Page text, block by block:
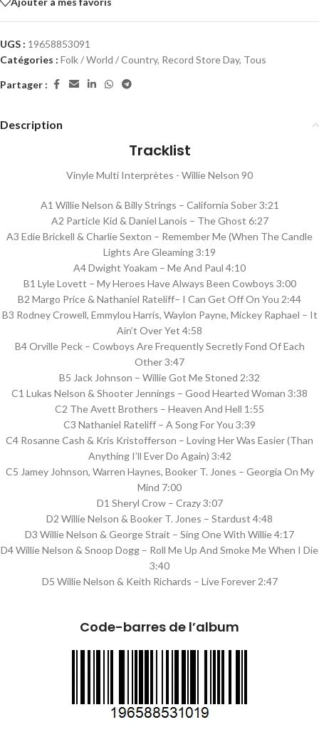
UGS : 19658853091
Catégories : Folk / World / Country, Record Store Day, Tous
Partager :
Description
Tracklist
Vinyle Multi Interprètes - Willie Nelson 90
A1 Willie Nelson & Billy Strings – California Sober 3:21
A2 Particle Kid & Daniel Lanois – The Ghost 6:27
A3 Edie Brickell & Charlie Sexton – Remember Me (When The Candle
Lights Are Gleaming 3:19
A4 Dwight Yoakam – Me And Paul 4:10
B1 Lyle Lovett – My Heroes Have Always Been Cowboys 3:00
B2 Margo Price & Nathaniel Rateliff– I Can Get Off On You 2:44
B3 Rodney Crowell, Emmylou Harris, Waylon Payne, Mickey Raphael – It
Ain’t Over Yet 4:58
B4 Orville Peck – Cowboys Are Frequently Secretly Fond Of Each
Other 3:47
B5 Jack Johnson – Willie Got Me Stoned 2:32
C1 Lukas Nelson & Shooter Jennings – Good Hearted Woman 3:38
C2 The Avett Brothers – Heaven And Hell 1:55
C3 Nathaniel Rateliff – A Song For You 3:39
C4 Rosanne Cash & Kris Kristofferson – Loving Her Was Easier (Than
Anything I’ll Ever Do Again) 3:42
C5 Jamey Johnson, Warren Haynes, Booker T. Jones – Georgia On My
Mind 7:00
D1 Sheryl Crow – Crazy 3:07
D2 Willie Nelson & Booker T. Jones – Stardust 4:48
D3 Willie Nelson & George Strait – Sing One With Willie 4:17
D4 Willie Nelson & Snoop Dogg – Roll Me Up And Smoke Me When I Die
3:40
D5 Willie Nelson & Keith Richards – Live Forever 2:47
Code-barres de l’album